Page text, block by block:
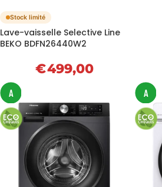
Stock limité
Lave-vaisselle Selective Line
BEKO BDFN26440W2
€499,00
A A